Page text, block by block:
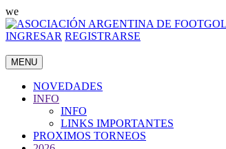
we
INGRESAR REGISTRARSE
MENU
NOVEDADES
INFO
INFO
LINKS IMPORTANTES
PROXIMOS TORNEOS